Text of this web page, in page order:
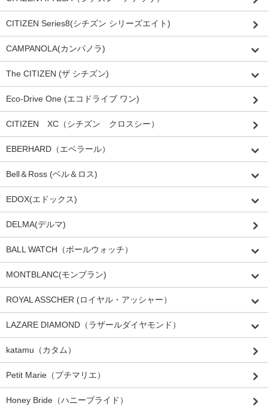
CITIZEN Series8(シチズン シリーズエイト)
CAMPANOLA(カンパノラ)
The CITIZEN (ザ シチズン)
Eco-Drive One (エコドライブ ワン)
CITIZEN XC（シチズン クロスシー）
EBERHARD（エベラール）
Bell＆Ross (ベル＆ロス)
EDOX(エドックス)
DELMA(デルマ)
BALL WATCH（ボールウォッチ）
MONTBLANC(モンブラン)
ROYAL ASSCHER (ロイヤル・アッシャー）
LAZARE DIAMOND（ラザールダイヤモンド）
katamu（カタム）
Petit Marie（プチマリエ）
Honey Bride（ハニーブライド）